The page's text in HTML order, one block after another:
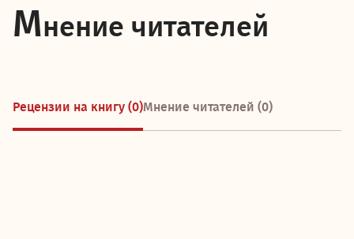
Мнение читателей
Рецензии на книгу (0)Мнение читателей (0)